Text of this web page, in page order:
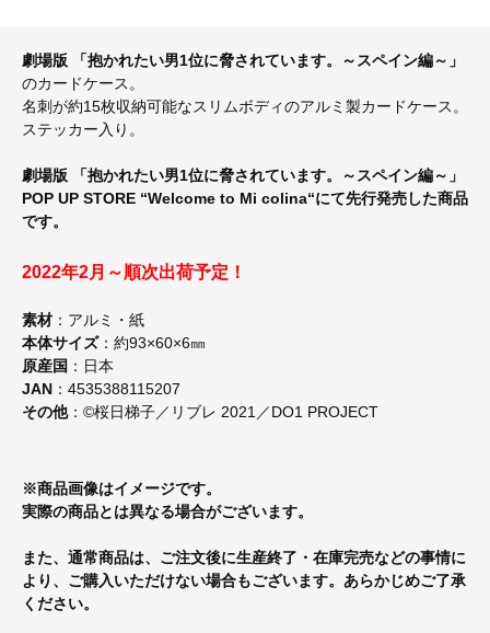
劇場版 「抱かれたい男1位に脅されています。～スペイン編～」
のカードケース。
名刺が約15枚収納可能なスリムボディのアルミ製カードケース。
ステッカー入り。
劇場版 「抱かれたい男1位に脅されています。～スペイン編～」
POP UP STORE “Welcome to Mi colina“にて先行発売した商品
です。
2022年2月～順次出荷予定！
素材 ：アルミ・紙
本体サイズ：約93×60×6㎜
原産国 ：日本
JAN ：4535388115207
その他：©桜日梯子／リブレ 2021／DO1 PROJECT
※商品画像はイメージです。
実際の商品とは異なる場合がございます。
また、通常商品は、ご注文後に生産終了・在庫完売などの事情に
より、ご購入いただけない場合もございます。あらかじめご了承
ください。